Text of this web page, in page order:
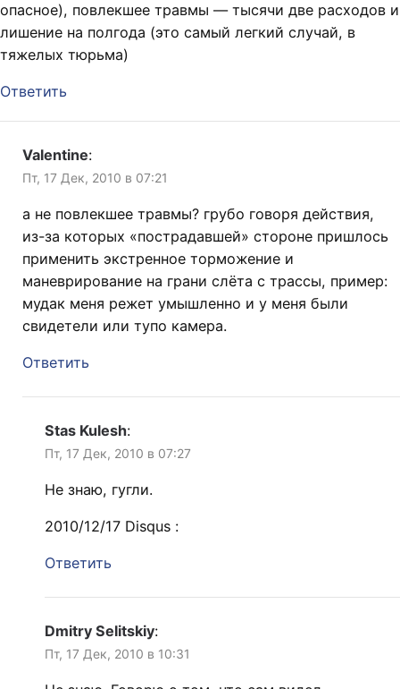
опасное), повлекшее травмы — тысячи две расходов и
лишение на полгода (это самый легкий случай, в
тяжелых тюрьма)
Ответить
Valentine:
Пт, 17 Дек, 2010 в 07:21
а не повлекшее травмы? грубо говоря действия,
из-за которых «пострадавшей» стороне пришлось
применить экстренное торможение и
маневрирование на грани слёта с трассы, пример:
мудак меня режет умышленно и у меня были
свидетели или тупо камера.
Ответить
Stas Kulesh:
Пт, 17 Дек, 2010 в 07:27
Не знаю, гугли.
2010/12/17 Disqus :
Ответить
Dmitry Selitskiy:
Пт, 17 Дек, 2010 в 10:31